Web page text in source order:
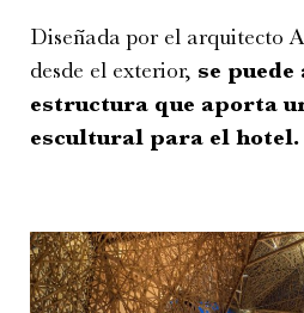
Diseñada por el arquitecto
desde el exterior, se
estructura que aporta
escultural para el hotel.